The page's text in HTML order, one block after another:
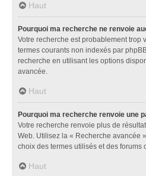
Haut
Pourquoi ma recherche ne renvoie
Votre recherche est probablement trop
termes courants non indexés par
recherche en utilisant les options
avancée.
Haut
Pourquoi ma recherche renvoie une
Votre recherche renvoie plus de
Web. Utilisez la « Recherche avancée
choix des termes utilisés et des forums
Haut